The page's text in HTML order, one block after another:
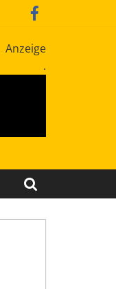
Anzeige
.